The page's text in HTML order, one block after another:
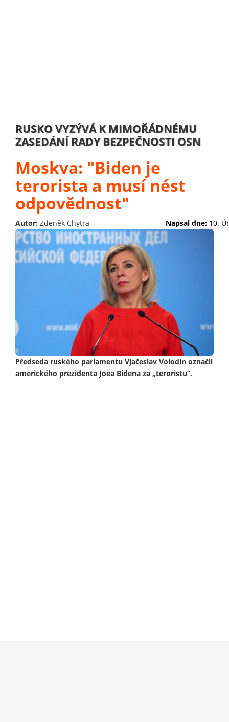
RUSKO VYZÝVÁ K MIMOŘÁDNÉMU
ZASEDÁNÍ RADY BEZPEČNOSTI OSN
Moskva: "Biden je
terorista a musí nést
odpovědnost"
Autor: Zdeněk Chytra Napsal dne: 10.
Předseda ruského parlamentu Vjačeslav Volodin označil
amerického prezidenta Joea Bidena za „teroristu“.